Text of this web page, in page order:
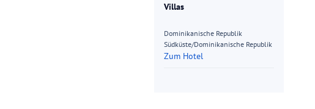
Villas
Dominikanische Republik
Südküste/Dominikanische Republik
Zum Hotel